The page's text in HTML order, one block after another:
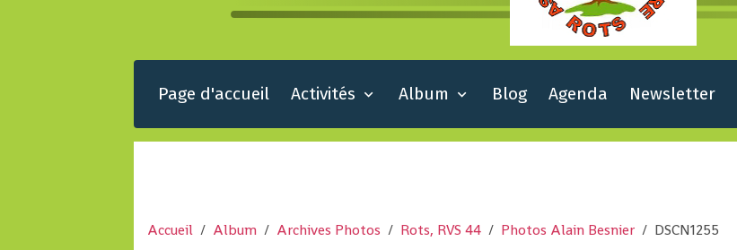
Page d'accueil Activités Album Blog Agenda Newsletter
Accueil Album Archives Photos Rots, RVS 44 Photos Alain Besnier DSCN1255